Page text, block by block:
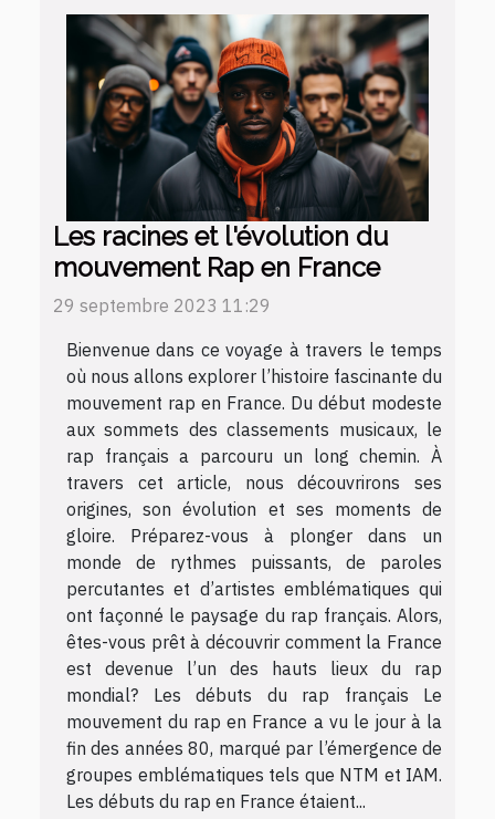
Les racines et l'évolution du
mouvement Rap en France
29 septembre 2023 11:29
Bienvenue dans ce voyage à travers le temps
où nous allons explorer l’histoire fascinante du
mouvement rap en France. Du début modeste
aux sommets des classements musicaux, le
rap français a parcouru un long chemin. À
travers cet article, nous découvrirons ses
origines, son évolution et ses moments de
gloire. Préparez-vous à plonger dans un
monde de rythmes puissants, de paroles
percutantes et d’artistes emblématiques qui
ont façonné le paysage du rap français. Alors,
êtes-vous prêt à découvrir comment la France
est devenue l’un des hauts lieux du rap
mondial? Les débuts du rap français Le
mouvement du rap en France a vu le jour à la
fin des années 80, marqué par l’émergence de
groupes emblématiques tels que NTM et IAM.
Les débuts du rap en France étaient...